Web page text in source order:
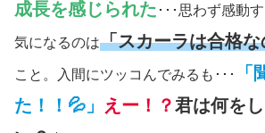
成長を感じられた ･･･思わず感動
気になるのは「スカーラは合格
こと。入間にツッコんでみるも･･･
た！！💦」
えー！？君は何を